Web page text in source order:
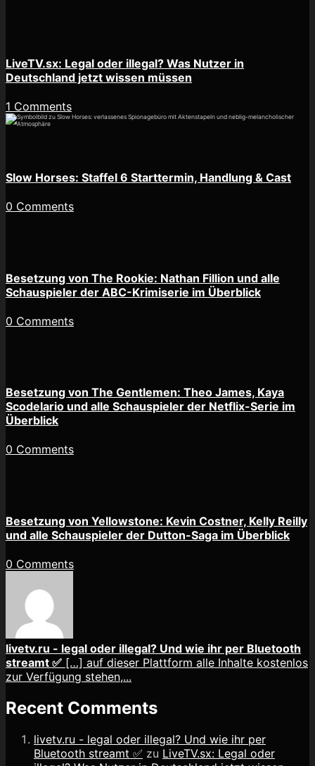
LiveTV.sx: Legal oder illegal? Was Nutzer in
Deutschland jetzt wissen müssen
1 Comments
Slow Horses: Staffel 6 Starttermin, Handlung & Cast
0 Comments
Besetzung von The Rookie: Nathan Fillion und alle
Schauspieler der ABC-Krimiserie im Überblick
0 Comments
Besetzung von The Gentlemen: Theo James, Kaya
Scodelario und alle Schauspieler der Netflix-Serie im
Überblick
0 Comments
Besetzung von Yellowstone: Kevin Costner, Kelly Reilly
und alle Schauspieler der Dutton-Saga im Überblick
0 Comments
livetv.ru - legal oder illegal? Und wie ihr per Bluetooth
streamt ✅ […] auf dieser Plattform alle Inhalte kostenlos
zur Verfügung stehen,...
Recent Comments
livetv.ru - legal oder illegal? Und wie ihr per
Bluetooth streamt ✅ zu LiveTV.sx: Legal oder